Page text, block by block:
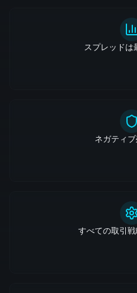
スプレッドは
ネガティ
すべての取引